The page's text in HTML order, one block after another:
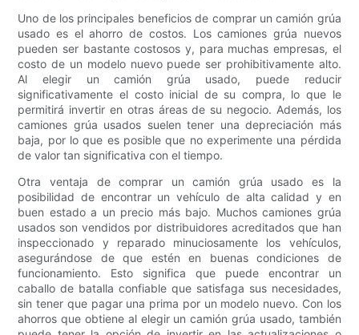
Uno de los principales beneficios de comprar un camión grúa
usado es el ahorro de costos. Los camiones grúa nuevos
pueden ser bastante costosos y, para muchas empresas, el
costo de un modelo nuevo puede ser prohibitivamente alto.
Al elegir un camión grúa usado, puede reducir
significativamente el costo inicial de su compra, lo que le
permitirá invertir en otras áreas de su negocio. Además, los
camiones grúa usados ​​suelen tener una depreciación más
baja, por lo que es posible que no experimente una pérdida
de valor tan significativa con el tiempo.
Otra ventaja de comprar un camión grúa usado es la
posibilidad de encontrar un vehículo de alta calidad y en
buen estado a un precio más bajo. Muchos camiones grúa
usados ​​son vendidos por distribuidores acreditados que han
inspeccionado y reparado minuciosamente los vehículos,
asegurándose de que estén en buenas condiciones de
funcionamiento. Esto significa que puede encontrar un
caballo de batalla confiable que satisfaga sus necesidades,
sin tener que pagar una prima por un modelo nuevo. Con los
ahorros que obtiene al elegir un camión grúa usado, también